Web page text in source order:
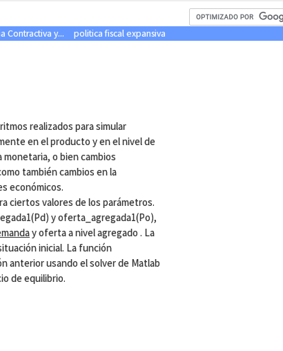
Contractiva y... politica fiscal expansiva
realizados para simular
en el producto y en el nivel de
o bien cambios
también cambios en la
económicos.
ciertos valores de los parámetros.
y oferta_agregada1(Po),
y oferta a nivel agregado . La
inicial. La función
anterior usando el solver de Matlab
de equilibrio.